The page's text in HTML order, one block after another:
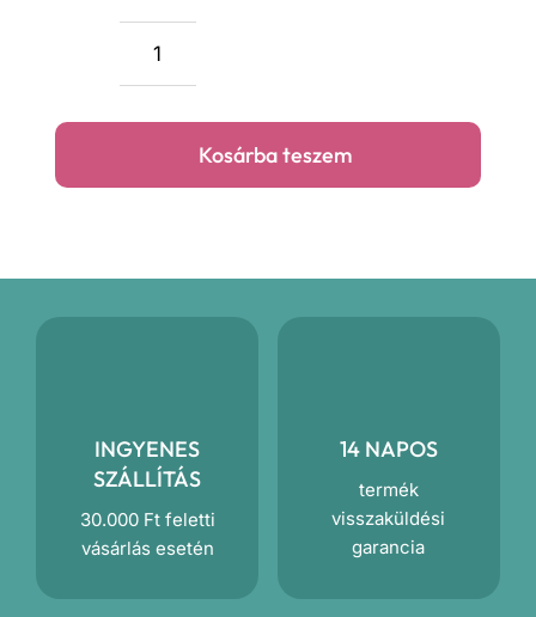
Szivárvány
párnaKosárba teszem
INGYENES
SZÁLLÍTÁS
30.000 Ft feletti
vásárlás esetén
14 NAPOS
termék
visszaküldési
garancia